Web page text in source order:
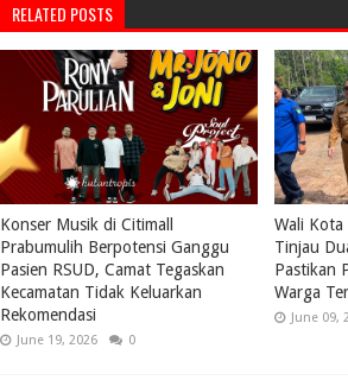
RELATED POSTS
Konser Musik di Citimall
Prabumulih Berpotensi Ganggu
Pasien RSUD, Camat Tegaskan
Kecamatan Tidak Keluarkan
Rekomendasi
June 19, 2026 0
Wali
Tinjau
Pastikan
Warga
June 09,